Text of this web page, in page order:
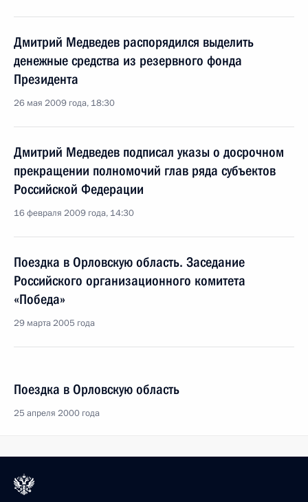
Дмитрий Медведев распорядился выделить
денежные средства из резервного фонда
Президента
26 мая 2009 года, 18:30
Дмитрий Медведев подписал указы о досрочном
прекращении полномочий глав ряда субъектов
Российской Федерации
16 февраля 2009 года, 14:30
Поездка в Орловскую область. Заседание
Российского организационного комитета
«Победа»
29 марта 2005 года
Поездка в Орловскую область
25 апреля 2000 года